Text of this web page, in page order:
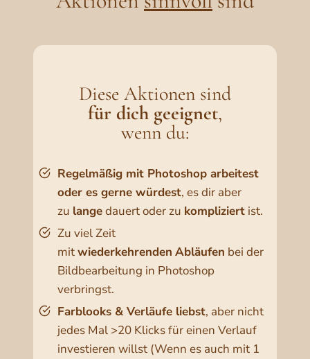
Diese Aktionen sind
für dich geeignet,
wenn du:
Regelmäßig mit Photoshop arbeitest
oder es gerne würdest, es dir aber
zu langedauert oder zu kompliziert ist.
Zu viel Zeit
mitwiederkehrenden Abläufen bei der
Bildbearbeitung in Photoshop
verbringst.
Farblooks & Verläufe liebst, aber nicht
jedes Mal >20 Klicks für einen Verlauf
investieren willst (Wenn es auch mit 1